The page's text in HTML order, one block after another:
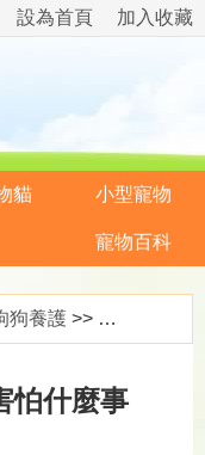
加入收藏
設為首頁
貓 小型寵物
寵物百科
狗養護 >> 狗狗害怕的表現 狗害怕什麼事情
怕什麼事